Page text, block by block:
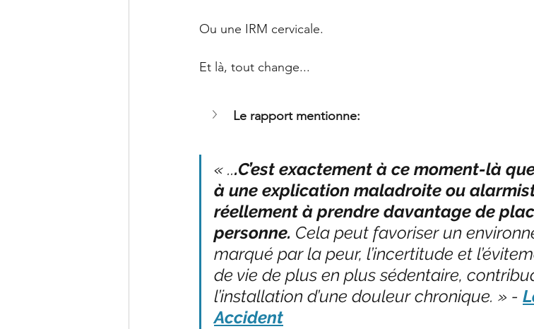
Ou une IRM cervicale.
Et là, tout change...
Le rapport mentionne:
« ...C’est exactement à ce moment-là
à une explication maladroite ou
réellement à prendre davantage de
personne. Cela peut favoriser un
marqué par la peur, l’incertitude et
de vie de plus en plus sédentaire,
l’installation d’une douleur chronique. » -
Accident